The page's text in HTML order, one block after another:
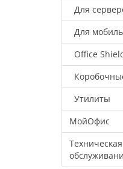
Для
Для
Office
Утилиты
МойОфис